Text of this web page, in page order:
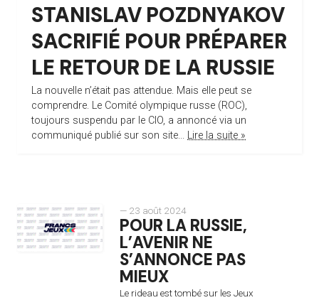
STANISLAV POZDNYAKOV
SACRIFIÉ POUR PRÉPARER
LE RETOUR DE LA RUSSIE
La nouvelle n’était pas attendue. Mais elle peut se
comprendre. Le Comité olympique russe (ROC),
toujours suspendu par le CIO, a annoncé via un
communiqué publié sur son site... Lire la suite »
— 23 août 2024
POUR LA RUSSIE,
L’AVENIR NE
S’ANNONCE PAS
MIEUX
Le rideau est tombé sur les Jeux